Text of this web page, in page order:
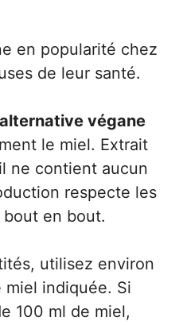
en popularité chez
de leur santé.
végane
le miel. Extrait
ne contient aucun
respecte les
en bout.
utilisez environ
miel indiquée. Si
100 ml de miel,